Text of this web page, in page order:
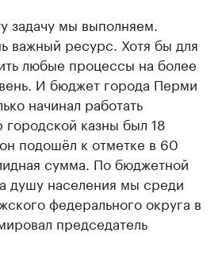
задачу мы выполняем.
важный ресурс. Хотя бы для
любые процессы на более
И бюджет города Перми
начинал работать
городской казны был 18
подошёл к отметке в 60
сумма. По бюджетной
душу населения мы среди
федерального округа в
председатель